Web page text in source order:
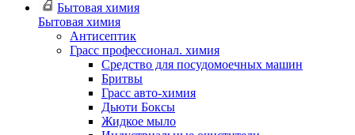
Бытовая химия
Бытовая химия
Антисептик
Грасс профессионал. химия
Cредство для посудомоечных машин
Бритвы
Грасс авто-химия
Дьюти Боксы
Жидкое мыло